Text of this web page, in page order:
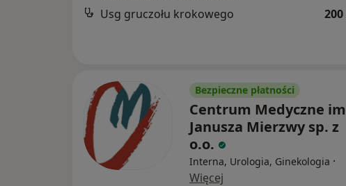
Usg gruczołu krokowego 200
Bezpieczne płatności
Centrum Medyczne
Janusza Mierzwy sp. z
o.o.
Interna, Urologia, Ginekologia ·
Więcej